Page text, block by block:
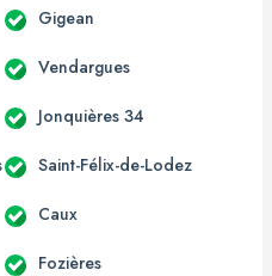
Gigean
Vendargues
Jonquières 34
Saint-Félix-de-Lodez
Caux
Fozières